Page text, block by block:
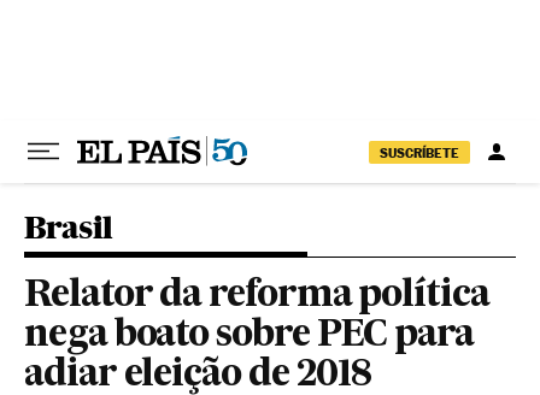
SUSCRÍBETE
Brasil
Relator da reforma política
nega boato sobre PEC para
adiar eleição de 2018